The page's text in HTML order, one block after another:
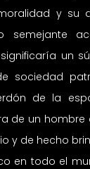
y su
semejante
un
sociedad
de la
de un hombre
y de hecho
en todo el